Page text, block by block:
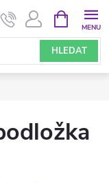
HLEDAT
NÁKUPNÍ
KOŠÍK